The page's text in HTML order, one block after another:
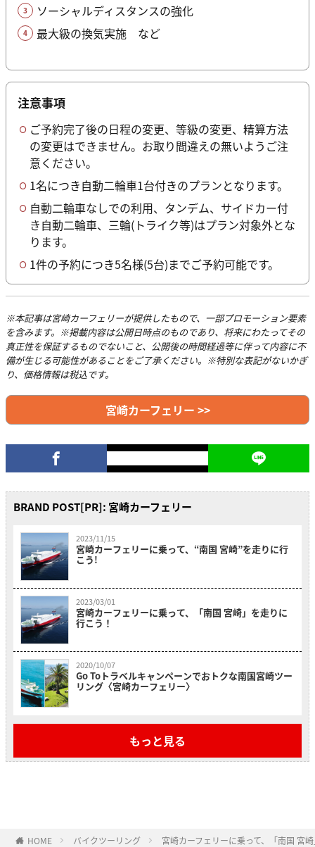
ソーシャルディスタンスの強化
最大級の換気実施 など
注意事項
ご予約完了後の日程の変更、等級の変更、精算方法
の変更はできません。お取り間違えの無いようご注
意ください。
1名につき自動二輪車1台付きのプランとなります。
自動二輪車なしでの利用、タンデム、サイドカー付
き自動二輪車、三輪(トライク等)はプラン対象外とな
ります。
1件の予約につき5名様(5台)までご予約可能です。
※本記事は宮崎カーフェリーが提供したもので、一部プロモーション要素
を含みます。※掲載内容は公開日時点のものであり、将来にわたってその
真正性を保証するものでないこと、公開後の時間経過等に伴って内容に不
備が生じる可能性があることをご了承ください。※特別な表記がないかぎ
り、価格情報は税込です。
宮崎カーフェリー >>
BRAND POST[PR]: 宮崎カーフェリー
2023/11/15
宮崎カーフェリーに乗って、“南国 宮崎”を走りに行
こう!
2023/03/01
宮崎カーフェリーに乗って、「南国 宮崎」を走りに
行こう！
2020/10/07
Go Toトラベルキャンペーンでおトクな南国宮崎ツー
リング〈宮崎カーフェリー〉
もっと見る
HOME バイクツーリング 宮崎カーフェリーに乗って、「南国 宮